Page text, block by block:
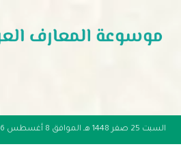
السبت 25 صفر 1448 هـ الموافق 8 أغسطس 2026 مـ